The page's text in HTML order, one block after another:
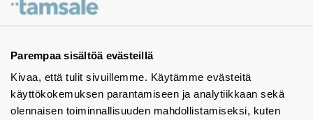
Parempaa sisältöä evästeillä
Kivaa, että tulit sivuillemme. Käytämme evästeitä
käyttökokemuksen parantamiseen ja analytiikkaan sekä
olennaisen toiminnallisuuden mahdollistamiseksi, kuten
Ota yhteyttä - autamme mielellämme
Tuotekuvastot
Instagram
BIM-objektit